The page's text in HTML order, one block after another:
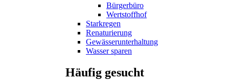
Bürgerbüro
Wertstoffhof
Starkregen
Renaturierung
Gewässerunterhaltung
Wasser sparen
Häufig gesucht